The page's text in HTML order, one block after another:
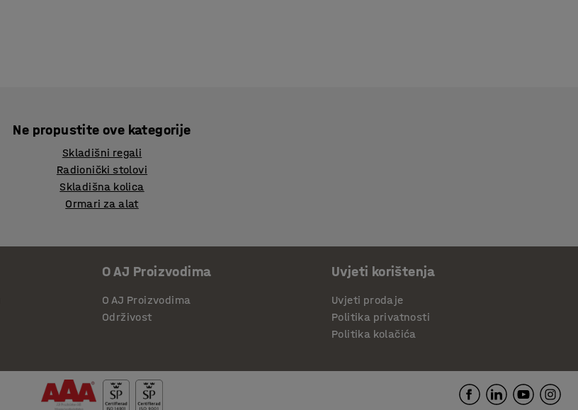
Ne propustite ove kategorije
Skladišni regali
Radionički stolovi
Skladišna kolica
Ormari za alat
O AJ Proizvodima
O AJ Proizvodima
Održivost
Uvjeti korištenja
Uvjeti prodaje
Politika privatnosti
Politika kolačića